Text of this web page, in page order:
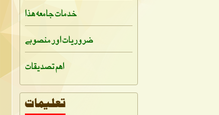
خدمات جامعہ ہذا
ضروریات اور منصوبے
اہم تصدیقات